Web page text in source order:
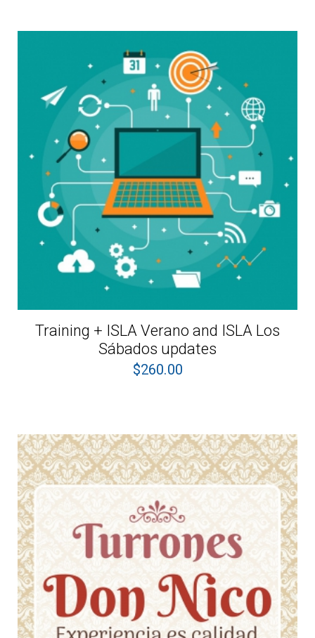
Training + ISLA Verano and ISLA Los
Sábados updates
$260.00